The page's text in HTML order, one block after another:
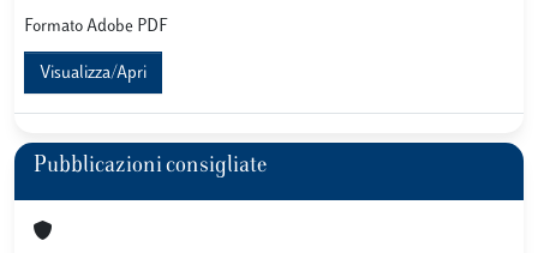
Formato Adobe PDF
Visualizza/Apri
Pubblicazioni consigliate